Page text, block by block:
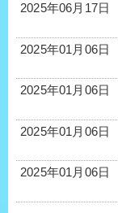
2025年06月17日
2025年01月06日
2025年01月06日
2025年01月06日
2025年01月06日